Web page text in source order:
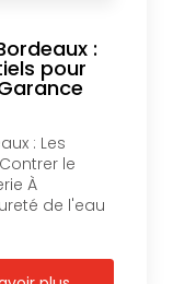
:
pour
: Les
le
À
de l'eau